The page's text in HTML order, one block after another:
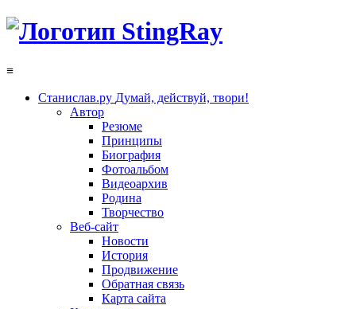
≡
Станислав.ру Думай, действуй, твори!
Автор
Резюме
Принципы
Биография
Фотоальбом
Видеоархив
Родина
Творчество
Веб-сайт
Новости
История
Продвижение
Обратная связь
Карта сайта